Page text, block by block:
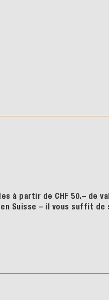
à partir de CHF 50.– de
Suisse – il vous suffit de